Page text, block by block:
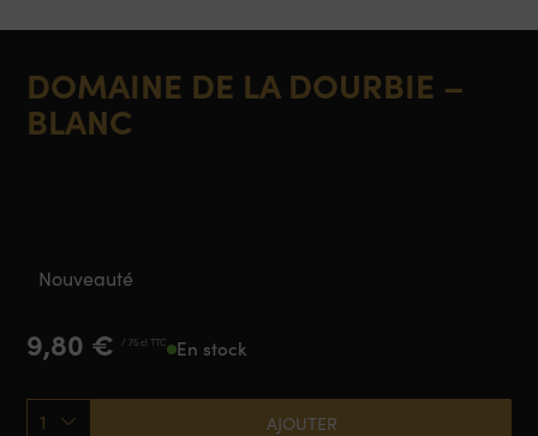
DOMAINE DE LA DOURBIE –
BLANC
9,80 € / 75 cl TTC En stock
1 AJOUTER
Nouveauté